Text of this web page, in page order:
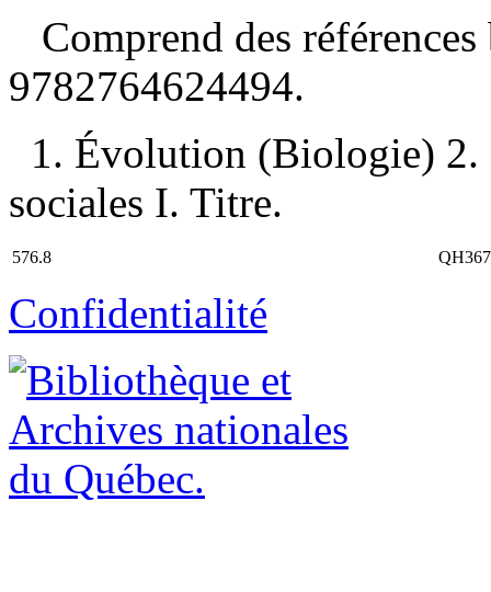
Comprend des
9782764624494.
1. Évolution (Biologie)
sociales I. Titre.
576.8 QH367
Confidentialité